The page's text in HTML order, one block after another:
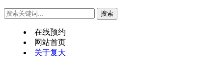
在线预约
网站首页
关于复大